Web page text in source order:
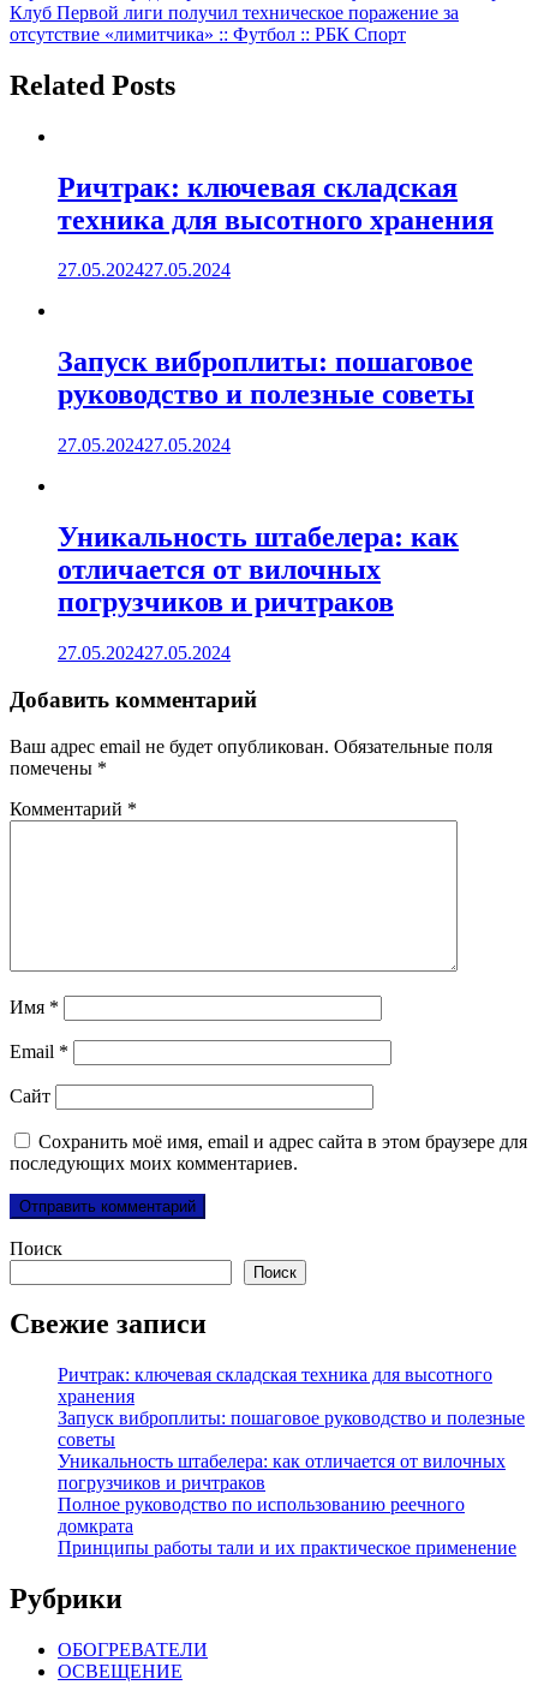
записям
Клуб Первой лиги получил техническое поражение за
отсутствие «лимитчика» :: Футбол :: РБК Спорт
Related Posts
Ричтрак: ключевая складская
техника для высотного хранения
27.05.202427.05.2024
Запуск виброплиты: пошаговое
руководство и полезные советы
27.05.202427.05.2024
Уникальность штабелера: как
отличается от вилочных
погрузчиков и ричтраков
27.05.202427.05.2024
Добавить комментарий
Ваш адрес email не будет опубликован. Обязательные поля
помечены *
Комментарий *
Имя *
Email *
Сайт
Сохранить моё имя, email и адрес сайта в этом браузере для
последующих моих комментариев.
Поиск
Поиск
Свежие записи
Ричтрак: ключевая складская техника для высотного
хранения
Запуск виброплиты: пошаговое руководство и полезные
советы
Уникальность штабелера: как отличается от вилочных
погрузчиков и ричтраков
Полное руководство по использованию реечного
домкрата
Принципы работы тали и их практическое применение
Рубрики
ОБОГРЕВАТЕЛИ
ОСВЕЩЕНИЕ